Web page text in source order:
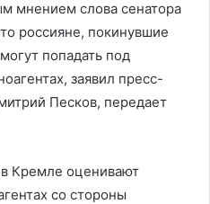
мнением слова сенатора
россияне, покинувшие
попадать под
заявил пресс-
Песков, передает
Кремле оценивают
со стороны